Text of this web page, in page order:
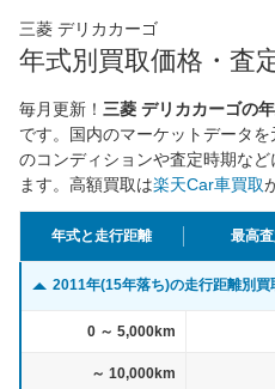
三菱 デリカカーゴ
年式別買取価格・査
毎月更新！ 三菱 デリカカーゴの
です。国内のマーケットデータ
のコンディションや査定時期な
ます。高額買取は楽天Car車買取
年式と走行距離 最高
2011年(15年落ち)の走行距離別買
0 ～ 5,000km
～ 10,000km